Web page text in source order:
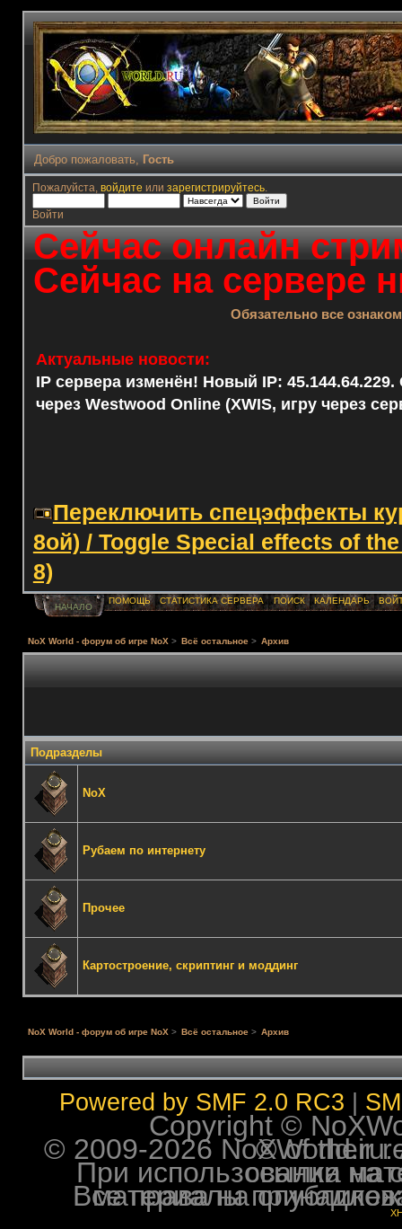
Добро пожаловать, Гость
Пожалуйста, войдите или зарегистрируйтесь.
Войти
Сейчас онлайн
Сейчас на сервере
Обязательно все
Актуальные новости:
IP сервера изменён! Новый IP: 45.144.64.229.
через Westwood Online (XWIS, игру через
Переключить спецэффекты
8ой) / Toggle Special effects of
8)
НАЧАЛО
ПОМОЩЬ СТАТИСТИКА СЕРВЕРА ПОИСК КАЛЕНДАРЬ
NoX World - форум об игре NoX > Всё остальное > Архив
Подразделы
NoX
Рубаем по интернету
Прочее
Картостроение, скриптинг и моддинг
NoX World - форум об игре NoX> Всё остальное > Архив
Powered by SMF 2.0 RC3
Copyright ©
© 2009-2026 NoXWorld.ru. All
При использовании
Все права на опубликованные на форуме